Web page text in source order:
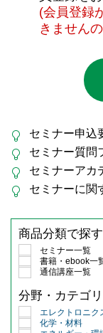
(会員登録
きません
セミナー申込
セミナー質問
セミナーアカ
セミナーに関
商品分類で探す
セミナー一覧
書籍・ebook一
通信講座一覧
分野・カテゴ
エレクトロニク
化学・材料